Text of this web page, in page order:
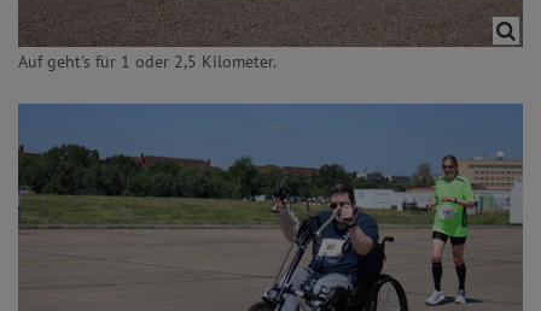
Auf geht's für 1 oder 2,5 Kilometer.